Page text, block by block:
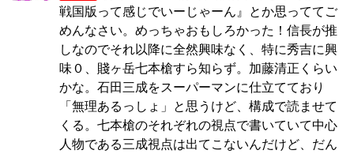
戦国版って感じでいーじゃーん』とか思っててご
めんなさい。めっちゃおもしろかった！信長が推
しなのでそれ以降に全然興味なく、特に秀吉に興
味０、賤ヶ岳七本槍すら知らず。加藤清正くらい
かな。石田三成をスーパーマンに仕立てており
「無理あるっしょ」と思うけど、構成で読ませて
くる。七本槍のそれぞれの視点で書いていて中心
人物である三成視点は出てこないんだけど、だん